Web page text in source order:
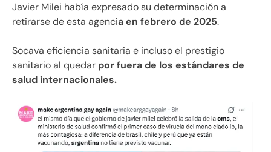
Javier Milei había expresado su determinación a
retirarse de esta agencia en febrero de 2025.
Socava eficiencia sanitaria e incluso el prestigio
sanitario al quedar por fuera de los estándares de
salud internacionales.